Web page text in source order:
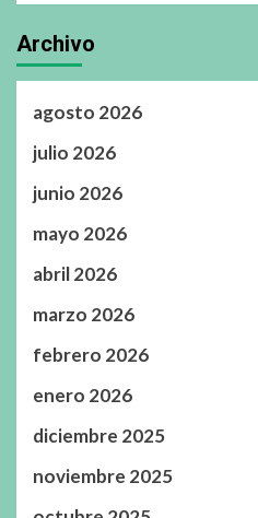
Archivo
agosto 2026
julio 2026
junio 2026
mayo 2026
abril 2026
marzo 2026
febrero 2026
enero 2026
diciembre 2025
noviembre 2025